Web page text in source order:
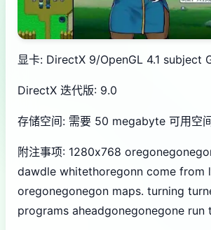
显卡: DirectX 9/OpenGL 4.1 subject
DirectX 迭代版: 9.0
存储空间: 需要 50 megabyte 可用空
附注事项: 1280x768
dawdle whitethoregonn come from
oregonegonegon maps. turning
programs aheadgonegonegone run